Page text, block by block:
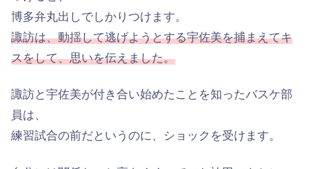
博多弁丸出しでしかりつけます。
諏訪は、動揺して逃げようとする宇佐美を捕まえてキ
スをして、思いを伝えました。
諏訪と宇佐美が付き合い始めたことを知ったバスケ部
員は、
練習試合の前だというのに、ショックを受けます。